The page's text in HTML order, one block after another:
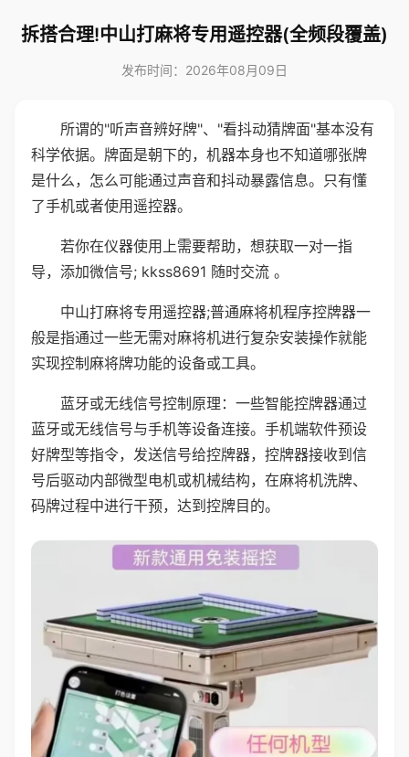
拆搭合理!中山打麻将专用遥控器(全频段覆盖)
发布时间：2026年08月09日
所谓的"听声音辨好牌"、"看抖动猜牌面"基本没有
科学依据。牌面是朝下的，机器本身也不知道哪张牌
是什么，怎么可能通过声音和抖动暴露信息。只有懂
了手机或者使用遥控器。
若你在仪器使用上需要帮助，想获取一对一指
导，添加微信号; kkss8691 随时交流 。
中山打麻将专用遥控器;普通麻将机程序控牌器一
般是指通过一些无需对麻将机进行复杂安装操作就能
实现控制麻将牌功能的设备或工具。
蓝牙或无线信号控制原理：一些智能控牌器通过
蓝牙或无线信号与手机等设备连接。手机端软件预设
好牌型等指令，发送信号给控牌器，控牌器接收到信
号后驱动内部微型电机或机械结构，在麻将机洗牌、
码牌过程中进行干预，达到控牌目的。